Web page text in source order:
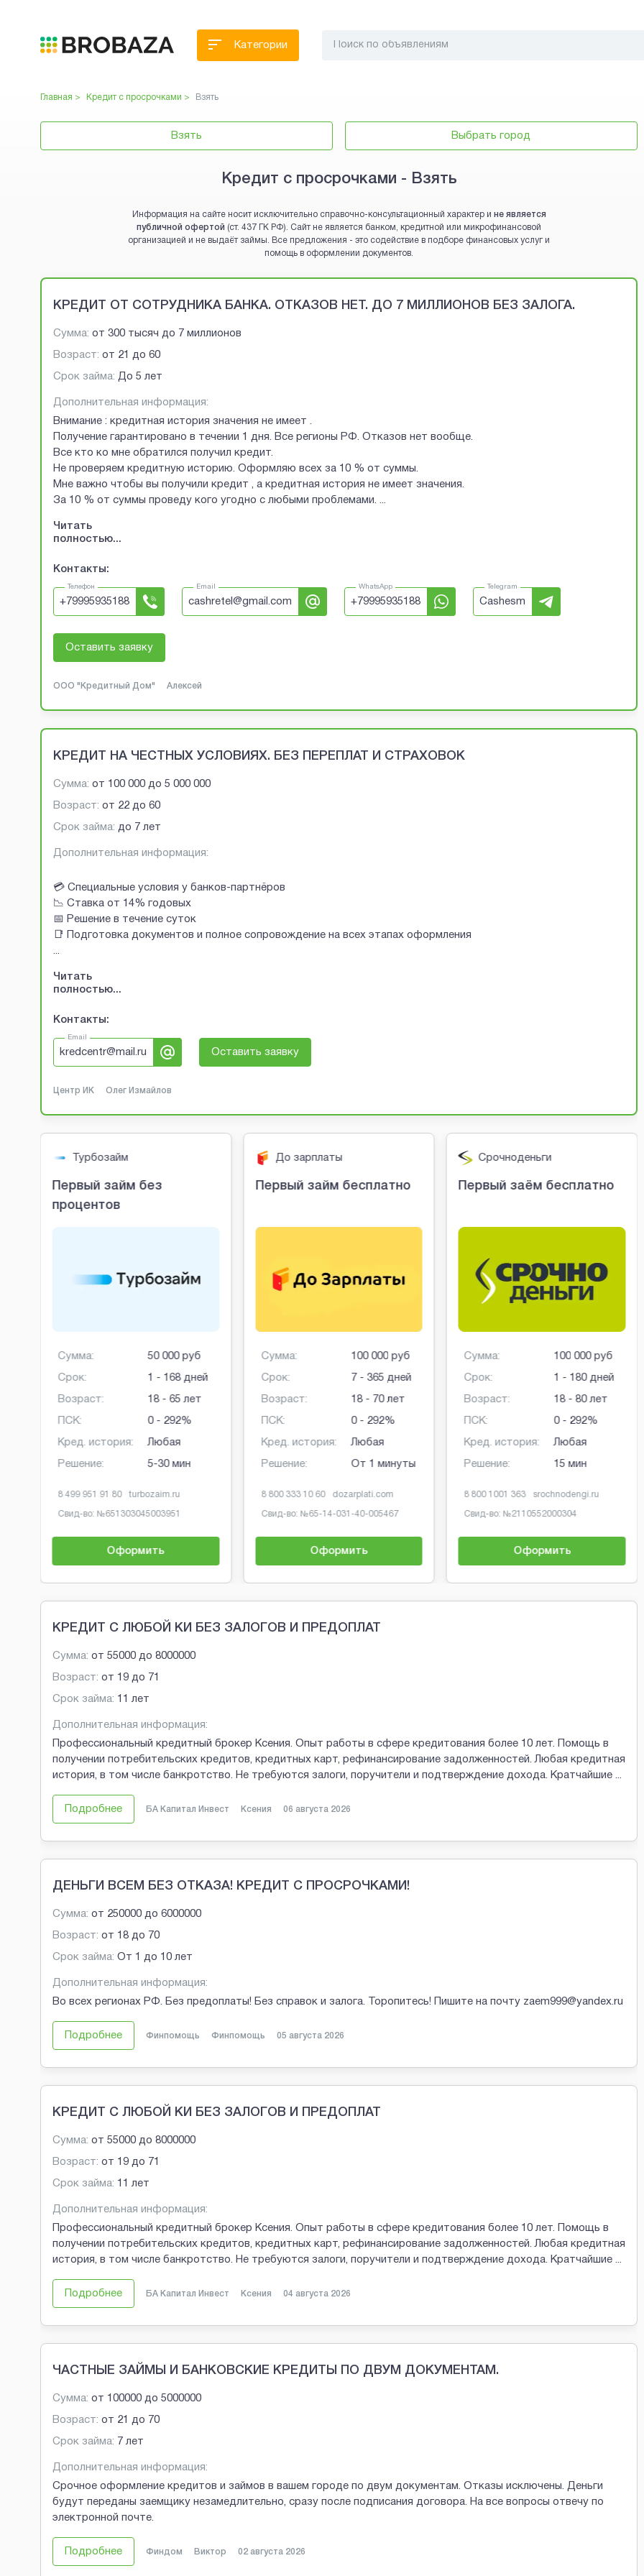
Категории
Главная > Кредит с просрочками > Взять
Взять Выбрать город
Кредит с просрочками - Взять
Информация на сайте носит исключительно справочно-консультационный характер и не является
публичной офертой (ст. 437 ГК РФ). Сайт не является банком, кредитной или микрофинансовой
организацией и не выдаёт займы. Все предложения - это содействие в подборе финансовых услуг и
помощь в оформлении документов.
Brobaza - VIP-объявления
КРЕДИТ ОТ СОТРУДНИКА БАНКА. ОТКАЗОВ НЕТ. ДО 7 МИЛЛИОНОВ БЕЗ ЗАЛОГА.
Сумма: от 300 тысяч до 7 миллионов
Возраст: от 21 до 60
Срок займа: До 5 лет
Дополнительная информация:
Внимание : кредитная история значения не имеет .
Получение гарантировано в течении 1 дня. Все регионы РФ. Отказов нет вообще.
Все кто ко мне обратился получил кредит.
Не проверяем кредитную историю. Оформляю всех за 10 % от суммы.
Мне важно чтобы вы получили кредит , а кредитная история не имеет значения.
За 10 % от суммы проведу кого угодно с любыми проблемами. ...
Читать
полностью...
Контакты:
Телефон
+79995935188
Email
cashretel@gmail.com
WhatsApp
+79995935188
Telegram
Cashesm
Оставить заявку
ООО "Кредитный Дом" Алексей
КРЕДИТ НА ЧЕСТНЫХ УСЛОВИЯХ. БЕЗ ПЕРЕПЛАТ И СТРАХОВОК
Сумма: от 100 000 до 5 000 000
Возраст: от 22 до 60
Срок займа: до 7 лет
Дополнительная информация:
💳 Специальные условия у банков-партнёров
📉 Ставка от 14% годовых
📅 Решение в течение суток
📑 Подготовка документов и полное сопровождение на всех этапах оформления
...
Читать
полностью...
Контакты:
Email
kredcentr@mail.ru Оставить заявку
Центр ИК Олег Измайлов
Турбозайм
Первый займ без
процентов
Сумма:
Срок:
Возраст:
ПСК:
Кред. история:
Решение:
50 000 руб
1 - 168 дней
18 - 65 лет
0 - 292%
Любая
5-30 мин
8 499 951 91 80 turbozaim.ru
Свид-во: №651303045003951
Оформить
До зарплаты
Первый займ бесплатно
Сумма:
Срок:
Возраст:
ПСК:
Кред. история:
Решение:
100 000 руб
7 - 365 дней
18 - 70 лет
0 - 292%
Любая
От 1 минуты
8 800 333 10 60 dozarplati.com
Свид-во: №65-14-031-40-005467
Оформить
Срочноденьги
Первый заём бесплатно
Сумма:
Срок:
Возраст:
ПСК:
Кред. история:
Решение:
100 000 руб
1 - 180 дней
18 - 80 лет
0 - 292%
Любая
15 мин
8 800 1001 363 srochnodengi.ru
Свид-во: №2110552000304
Оформить
Brobaza - Обычные объявления
КРЕДИТ С ЛЮБОЙ КИ БЕЗ ЗАЛОГОВ И ПРЕДОПЛАТ
Сумма: от 55000 до 8000000
Возраст: от 19 до 71
Срок займа: 11 лет
Дополнительная информация:
Профессиональный кредитный брокер Ксения. Опыт работы в сфере кредитования более 10 лет. Помощь в
получении потребительских кредитов, кредитных карт, рефинансирование задолженностей. Любая кредитная
история, в том числе банкротство. Не требуются залоги, поручители и подтверждение дохода. Кратчайшие
Подробнее БА Капитал Инвест Ксения 06 августа 2026
ДЕНЬГИ ВСЕМ БЕЗ ОТКАЗА! КРЕДИТ С ПРОСРОЧКАМИ!
Сумма: от 250000 до 6000000
Возраст: от 18 до 70
Срок займа: От 1 до 10 лет
Дополнительная информация:
Во всех регионах РФ. Без предоплаты! Без справок и залога. Торопитесь! Пишите на почту zaem999@yandex.ru
Подробнее Финпомощь Финпомощь 05 августа 2026
КРЕДИТ С ЛЮБОЙ КИ БЕЗ ЗАЛОГОВ И ПРЕДОПЛАТ
Сумма: от 55000 до 8000000
Возраст: от 19 до 71
Срок займа: 11 лет
Дополнительная информация:
Профессиональный кредитный брокер Ксения. Опыт работы в сфере кредитования более 10 лет. Помощь в
получении потребительских кредитов, кредитных карт, рефинансирование задолженностей. Любая кредитная
история, в том числе банкротство. Не требуются залоги, поручители и подтверждение дохода. Кратчайшие
Подробнее БА Капитал Инвест Ксения 04 августа 2026
ЧАСТНЫЕ ЗАЙМЫ И БАНКОВСКИЕ КРЕДИТЫ ПО ДВУМ ДОКУМЕНТАМ.
Сумма: от 100000 до 5000000
Возраст: от 21 до 70
Срок займа: 7 лет
Дополнительная информация:
Срочное оформление кредитов и займов в вашем городе по двум документам. Отказы исключены. Деньги
будут переданы заемщику незамедлительно, сразу после подписания договора. На все вопросы отвечу по
электронной почте.
Подробнее Финдом Виктор 02 августа 2026